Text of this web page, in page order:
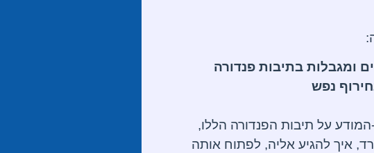
ומגבלות בתיבות פנדורה
נפש
על תיבות הפנדורה הללו,
איך להגיע אליה, לפתוח אותה